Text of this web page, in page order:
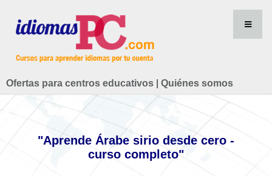
Ofertas para centros educativos Quiénes somos
"Aprende Árabe sirio desde cero -
curso completo"